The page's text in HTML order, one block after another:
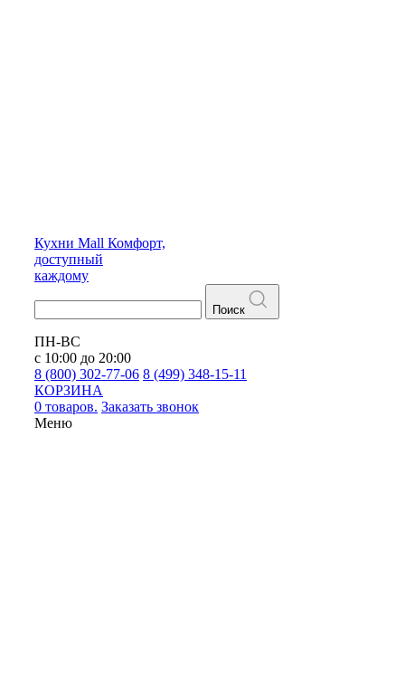
Кухни Mall Комфорт,
доступный
каждому
Поиск
ПН-ВС
с 10:00 до 20:00
8 (800) 302-77-06 8 (499) 348-15-11
КОРЗИНА
0 товаров. Заказать звонок
Меню